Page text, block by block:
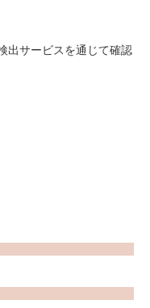
出サービスを通じて確認